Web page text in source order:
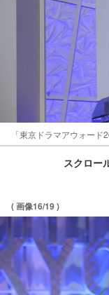
「東京ドラマアウォー
スクロー
( 画像16/19 )